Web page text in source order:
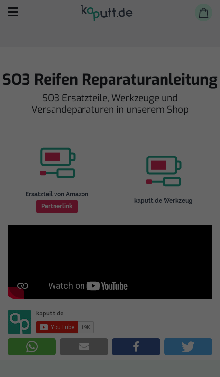
Selbst reparieren
Shop
SO3 Reifen Reparaturanleitung
SO3 Ersatzteile, Werkzeuge und
Versandeparaturen in unserem Shop
Ersatzteil von Amazon
Partnerlink
kaputt.de Werkzeug